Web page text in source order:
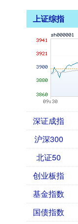
上证综指
深证成指
沪深300
北证50
创业板指
基金指数
国债指数